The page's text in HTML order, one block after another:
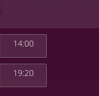
14:00
19:20